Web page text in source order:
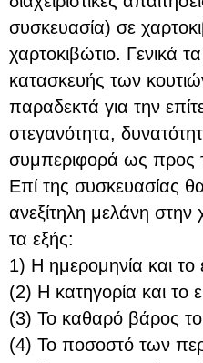
συσκευασία) σε
χαρτοκιβώτιο. Γενικά
κατασκευής των
παραδεκτά για την
στεγανότητα,
συμπεριφορά ως προς
Επί της συσκευασίας
ανεξίτηλη μελάνη στην
τα εξής:
1) Η ημερομηνία και
(2) Η κατηγορία και το
(3) Το καθαρό βάρος
(4) Το ποσοστό των